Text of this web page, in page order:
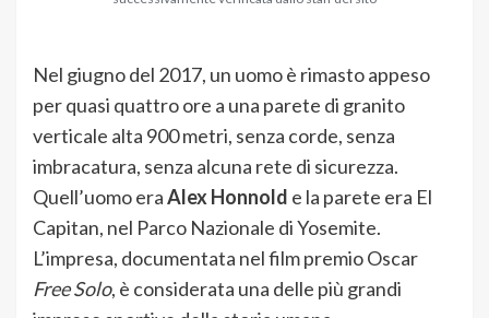
Nel giugno del 2017, un uomo è rimasto appeso
per quasi quattro ore a una parete di granito
verticale alta 900 metri, senza corde, senza
imbracatura, senza alcuna rete di sicurezza.
Quell’uomo eraAlex Honnold e la parete era El
Capitan, nel Parco Nazionale di Yosemite.
L’impresa, documentata nel film premio Oscar
Free Solo, è considerata una delle più grandi